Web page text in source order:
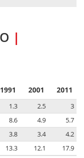
|
1991 2001 2011
1.3 2.5
3
8.6 4.9
5.7
3.8 3.4
4.2
13.3 12.1 17.9